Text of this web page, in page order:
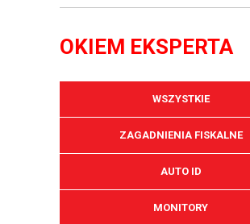
OKIEM EKSPERTA
WSZYSTKIE
ZAGADNIENIA FISKALNE
AUTO ID
MONITORY